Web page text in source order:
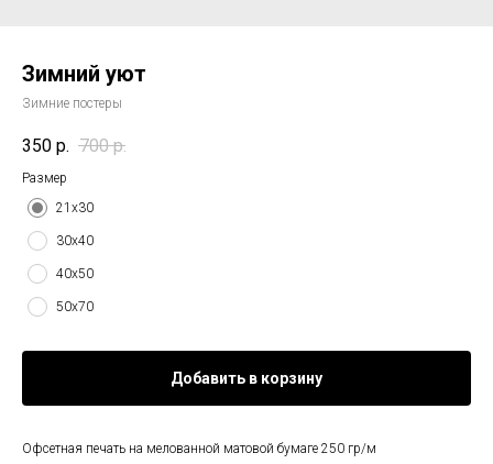
Зимний уют
Зимние постеры
350 р. 700 р.
Размер
21х30
30х40
40х50
50х70
Добавить в корзину
Офсетная печать на мелованной матовой бумаге 250 гр/м